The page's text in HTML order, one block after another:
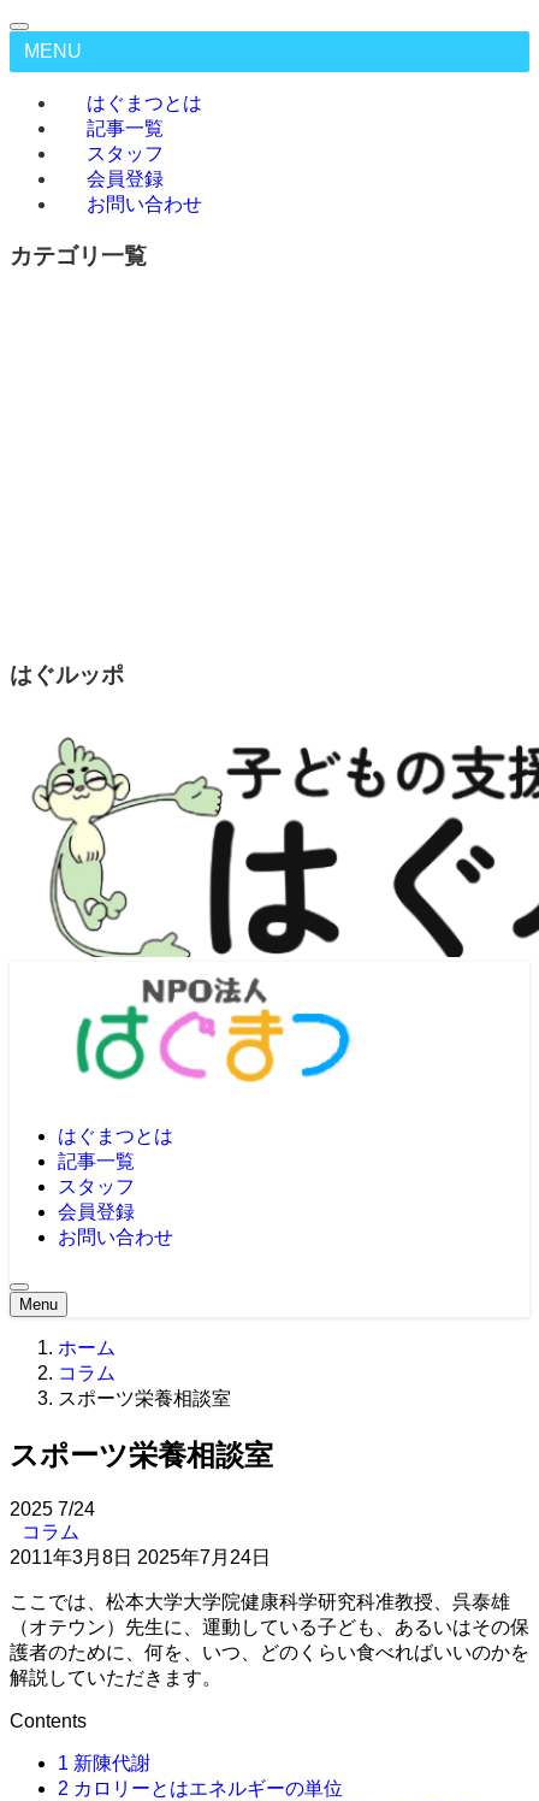
MENU
はぐまつとは
記事一覧
スタッフ
会員登録
お問い合わせ
カテゴリ一覧
はぐルッポ
はぐまつとは
記事一覧
スタッフ
会員登録
お問い合わせ
Menu
ホーム
コラム
スポーツ栄養相談室
スポーツ栄養相談室
2025 7/24
コラム
2011年3月8日 2025年7月24日
ここでは、松本大学大学院健康科学研究科准教授、呉泰雄
（オテウン）先生に、運動している子ども、あるいはその保
護者のために、何を、いつ、どのくらい食べればいいのかを
解説していただきます。
Contents
1 新陳代謝
2 カロリーとはエネルギーの単位